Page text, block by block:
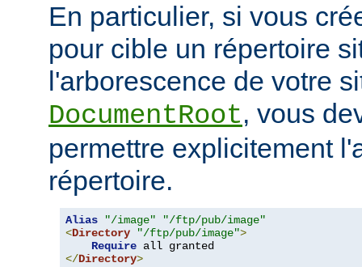
En particulier, si vous
pour cible un répertoire
l'arborescence de votre
DocumentRoot, vous
permettre explicitement
répertoire.
Alias "/image"
"/ftp/pub/image"
<Directory "/ftp/pub/image">
Require
</Directory>